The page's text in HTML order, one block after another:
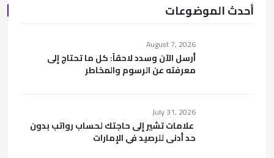
أحدث الموضوعات
August 7, 2026
أرسل الآن وسدد لاحقاً: كل ما تحتاج إلى
معرفته عن الرسوم والمخاطر
July 31, 2026
علامات تشير إلى حاجتك لحساب رواتب بدون
حد أدنى للرصيد في الإمارات